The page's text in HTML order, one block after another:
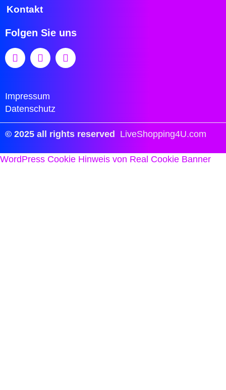
Kontakt
Folgen Sie uns
Impressum
Datenschutz
© 2025 all rights reserved LiveShopping4U.com
WordPress Cookie Hinweis von Real Cookie Banner